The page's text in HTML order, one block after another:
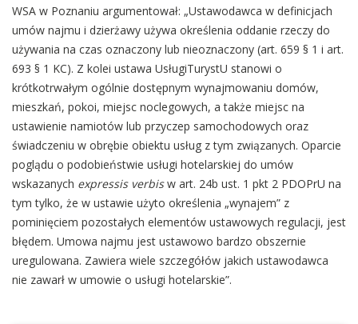
WSA w Poznaniu argumentował: „Ustawodawca w definicjach
umów najmu i dzierżawy używa określenia oddanie rzeczy do
używania na czas oznaczony lub nieoznaczony (art. 659 § 1 i art.
693 § 1 KC). Z kolei ustawa UsługiTurystU stanowi o
krótkotrwałym ogólnie dostępnym wynajmowaniu domów,
mieszkań, pokoi, miejsc noclegowych, a także miejsc na
ustawienie namiotów lub przyczep samochodowych oraz
świadczeniu w obrębie obiektu usług z tym związanych. Oparcie
poglądu o podobieństwie usługi hotelarskiej do umów
wskazanych expressis verbisw art. 24b ust. 1 pkt 2 PDOPrU na
tym tylko, że w ustawie użyto określenia „wynajem” z
pominięciem pozostałych elementów ustawowych regulacji, jest
błędem. Umowa najmu jest ustawowo bardzo obszernie
uregulowana. Zawiera wiele szczegółów jakich ustawodawca
nie zawarł w umowie o usługi hotelarskie”.